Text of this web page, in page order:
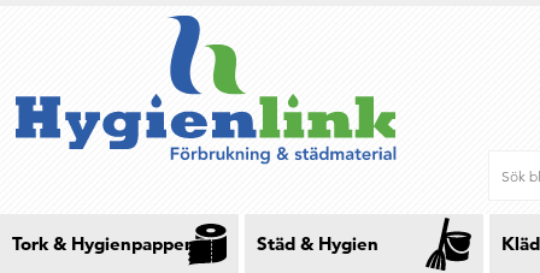
Tork & Hygienpapper Städ & Hygien